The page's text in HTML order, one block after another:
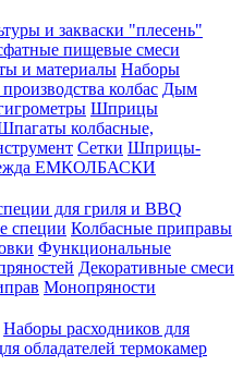
и закваски "плесень"
пищевые смеси
и материалы Наборы
колбас Дым
Шприцы
колбасные,
Сетки Шприцы-
ЕМКОЛБАСКИ
для гриля и BBQ
специи Колбасные приправы
Функциональные
Декоративные смеси
Монопряности
Наборы расходников для
обладателей термокамер